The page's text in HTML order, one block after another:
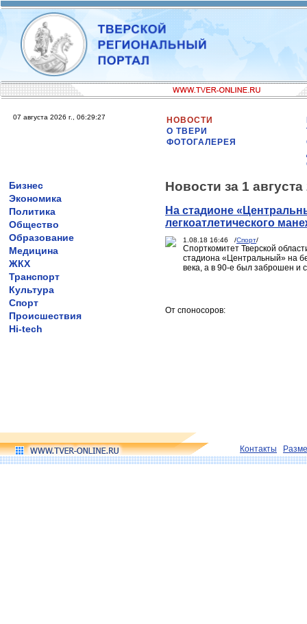
07 августа 2026 г., 06:29:27
НОВОСТИ
О ТВЕРИ
ФОТОГАЛЕРЕЯ
Бизнес
Экономика
Политика
Общество
Образование
Медицина
ЖКХ
Транспорт
Культура
Спорт
Происшествия
Hi-tech
Новости за 1 августа
На стадионе
легкоатлетического
1.08.18 16:46 /Спорт/
Спорткомитет Тверской
стадиона «Центральный» на
века, а в 90-е был заброшен и
От споносоров:
Контакты